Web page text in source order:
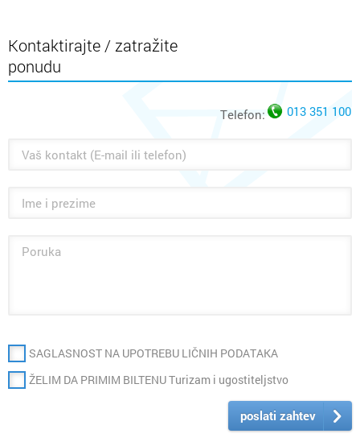
Kontaktirajte / zatražite
ponudu
Telefon: 013 351 100
SAGLASNOST NA UPOTREBU LIČNIH PODATAKA
ŽELIM DA PRIMIM BILTENU Turizam i ugostiteljstvo
poslati zahtev